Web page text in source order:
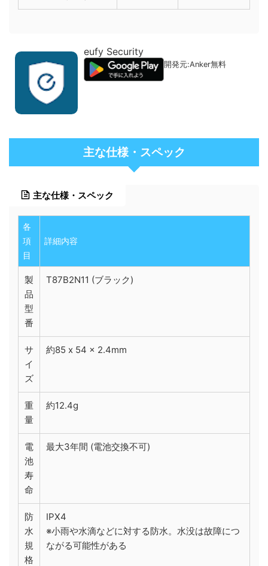
eufy Security
開発元:Anker無料
主な仕様・スペック
主な仕様・スペック
各
項
目
詳細内容
製
品
型
番
T87B2N11 (ブラック)
サ
イ
ズ
約85 x 54 x 2.4mm
重
量
約12.4g
電
池
寿
命
最大3年間 (電池交換不可)
防
水
規
格
IPX4
※小雨や水滴などに対する防水。水没は故障につ
ながる可能性がある